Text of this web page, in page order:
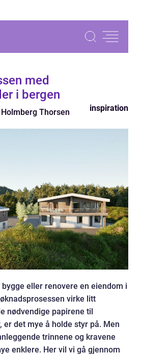
med
i bergen
Holmberg Thorsen inspiration
eller renovere en eiendom i
virke litt
nødvendige papirene til
det mye å holde styr på. Men
trinnene og kravene
enklere. Her vil vi gå gjennom